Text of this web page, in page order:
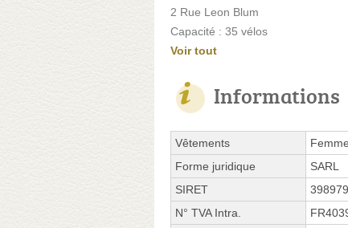
2 Rue Leon Blum
Capacité : 35 vélos
Voir tout
Informations
Vêtements
Forme juridique
SARL
SIRET
N° TVA Intra.